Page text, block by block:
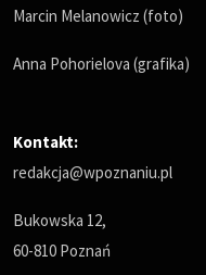
Marcin Melanowicz (foto)
Anna Pohorielova (grafika)
Kontakt:
redakcja@wpoznaniu.pl
Bukowska 12,
60-810 Poznań